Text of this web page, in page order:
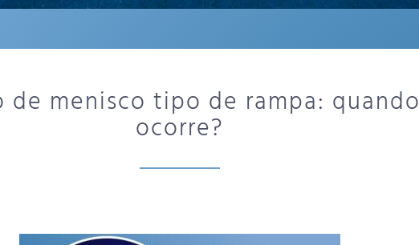
de menisco tipo de rampa: quando
ocorre?